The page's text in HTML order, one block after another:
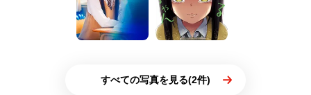
すべての写真を見る(2件)